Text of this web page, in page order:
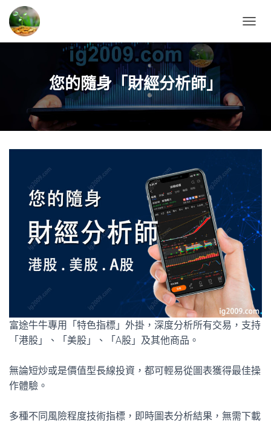
O
T
O
N
您的隨身「財經分析師」
富途牛牛專用「特色指標」外掛，深度分析所有交易，支持
「港股」、「美股」、「A股」及其他商品。
無論短炒或是價值型長線投資，都可輕易從圖表獲得最佳操
作體驗。
多種不同風險程度技術指標，即時圖表分析結果，無需下載